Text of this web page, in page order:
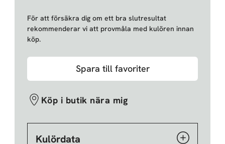
För att försäkra dig om ett bra slutresultat
rekommenderar vi att provmåla med kulören innan
köp.
Spara till favoriter
Köp i butik nära mig
Kulördata